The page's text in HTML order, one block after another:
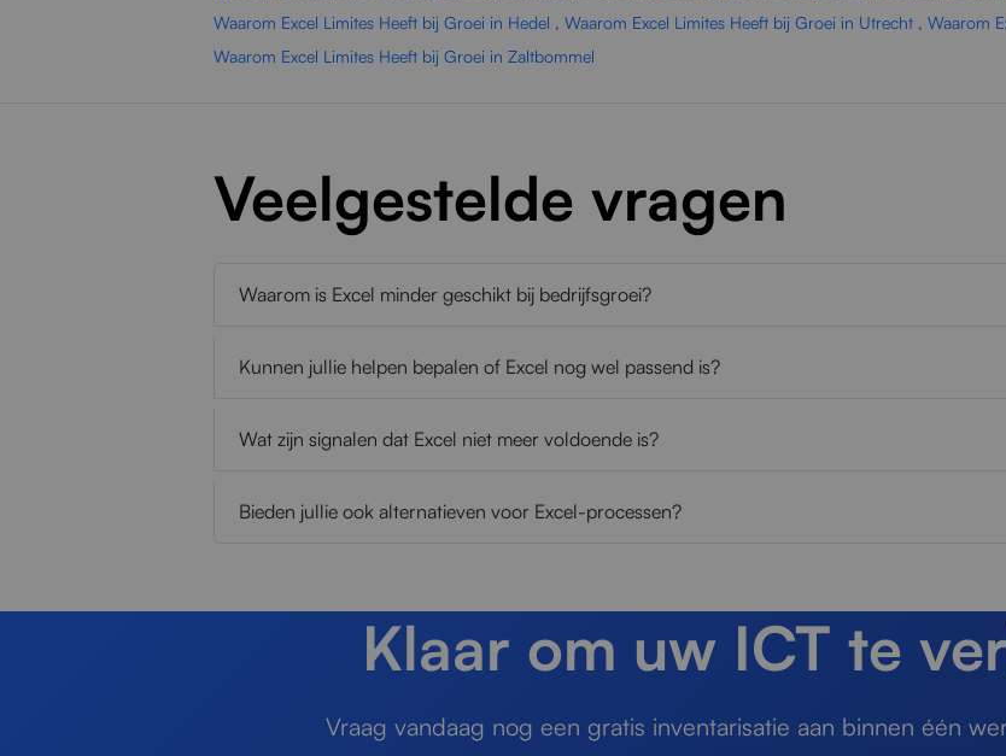
Waarom Excel Limites Heeft bij Groei in Hedel , Waarom Excel Limites Heeft bij Groei in Utrecht , Waarom
Waarom Excel Limites Heeft bij Groei in Zaltbommel
Veelgestelde vragen
Waarom is Excel minder geschikt bij bedrijfsgroei?
Kunnen jullie helpen bepalen of Excel nog wel passend is?
Wat zijn signalen dat Excel niet meer voldoende is?
Bieden jullie ook alternatieven voor Excel-processen?
Klaar om uw ICT te
Vraag vandaag nog een gratis inventarisatie aan binnen één